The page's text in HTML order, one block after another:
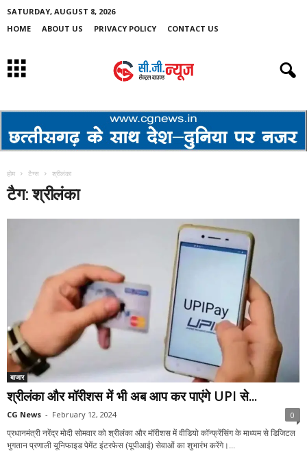
SATURDAY, AUGUST 8, 2026
HOME
ABOUT US PRIVACY POLICY CONTACT US
होम टैग्स श्रीलंका
टैग: श्रीलंका
बाजार
श्रीलंका और मॉरीशस में भी अब आप कर पाएंगे UPI से...
CG News - February 12, 2024 0
प्रधानमंत्री नरेंद्र मोदी सोमवार को श्रीलंका और मॉरीशस में वीडियो कॉन्फ्रेंसिंग के माध्यम से डिजिटल
भुगतान प्रणाली यूनिफाइड पेमेंट इंटरफेस (यूपीआई) सेवाओं का शुभारंभ करेंगे।...